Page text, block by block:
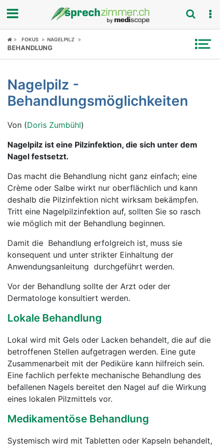
Fokus
Symptome
Untersuchungen
Ratgeber
Rubriken
FOKUS NAGELPILZ
BEHANDLUNG
Nagelpilz -
Behandlungsmöglichkeiten
Von (Doris Zumbühl)
Nagelpilz ist eine Pilzinfektion, die sich unter dem
Nagel festsetzt.
Das macht die Behandlung nicht ganz einfach; eine
Crème oder Salbe wirkt nur oberflächlich und kann
deshalb die Pilzinfektion nicht wirksam bekämpfen.
Tritt eine Nagelpilzinfektion auf, sollten Sie so rasch
wie möglich mit der Behandlung beginnen.
Damit die Behandlung erfolgreich ist, muss sie
konsequent und unter strikter Einhaltung der
Anwendungsanleitung durchgeführt werden.
Vor der Behandlung sollte der Arzt oder der
Dermatologe konsultiert werden.
Lokale Behandlung
Lokal wird mit Gels oder Lacken behandelt, die auf die
betroffenen Stellen aufgetragen werden. Eine gute
Zusammenarbeit mit der Pediküre kann hilfreich sein.
Eine fachlich perfekte mechanische Behandlung des
befallenen Nagels bereitet den Nagel auf die Wirkung
eines lokalen Pilzmittels vor.
Medikamentöse Behandlung
Systemisch wird mit Tabletten oder Kapseln behandelt,